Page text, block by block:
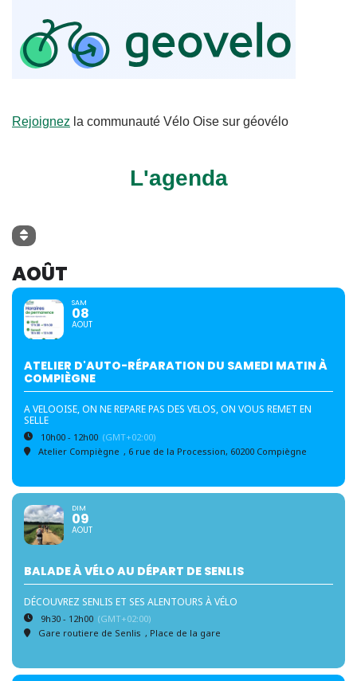
Rejoignez la communauté Vélo Oise sur géovélo
L'agenda
AOÛT
SAM
08
AOUT
ATELIER D'AUTO-RÉPARATION DU SAMEDI MATIN À
COMPIÈGNE
A VELOOISE, ON NE REPARE PAS DES VELOS, ON VOUS REMET EN
SELLE
10h00 - 12h00 (GMT+02:00)
Atelier Compiègne , 6 rue de la Procession, 60200 Compiègne
DIM
09
AOUT
BALADE À VÉLO AU DÉPART DE SENLIS
DÉCOUVREZ SENLIS ET SES ALENTOURS À VÉLO
9h30 - 12h00 (GMT+02:00)
Gare routiere de Senlis , Place de la gare